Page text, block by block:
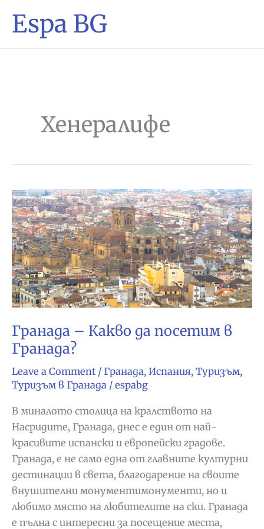
Espa BG
Хенералифе
Гранада – Какво да посетим в
Гранада?
Leave a Comment / Гранада, Испания, Туризъм,
Туризъм в Гранада / espabg
В миналото столица на кралството на
Насридите, Гранада, днес е един от най-
красивите испански и европейски градове.
Гранада, е не само една от главните културни
дестинации в света, благодарение на своите
внушителни монументимонументи, но и
любимо място на любителите на ски. Гранада
е пълна с интересни за посещение места,